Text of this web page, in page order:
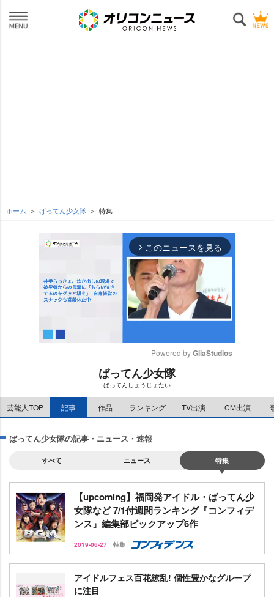
ホーム ばってん少女隊 特集
arrow_forward_ios このニュースを見る
e
Powered by GliaStudios
ばってん少女隊
ばってんしょうじょたい
芸能人TOP 記事 作品 ランキング TV出演 CM出演
ばってん少女隊の記事・ニュース・速報
すべて ニュース 特集
【upcoming】福岡発アイドル・ばってん少
女隊など 7/1付週間ランキング『コンフィデ
ンス』編集部ピックアップ6作
2019-06-27 特集
アイドルフェス百花繚乱! 個性豊かなグループ
に注目